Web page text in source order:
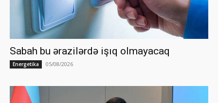
Sabah bu ərazilərdə işıq olmayacaq
Energetika 05/08/2026